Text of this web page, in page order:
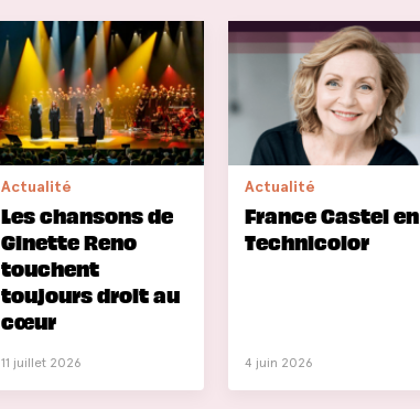
Actualité
Les chansons de
Ginette Reno
touchent
toujours droit au
cœur
11 juillet 2026
Actualité
France Castel en
Technicolor
4 juin 2026